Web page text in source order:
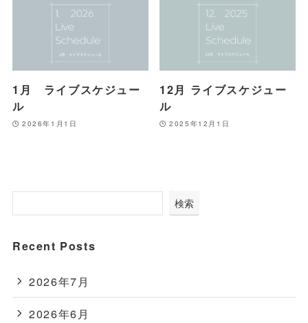
1月 ライブスケジュー
ル
2026年1月1日
12月 ライブスケジュー
ル
2025年12月1日
検索
Recent Posts
2026年7月
2026年6月